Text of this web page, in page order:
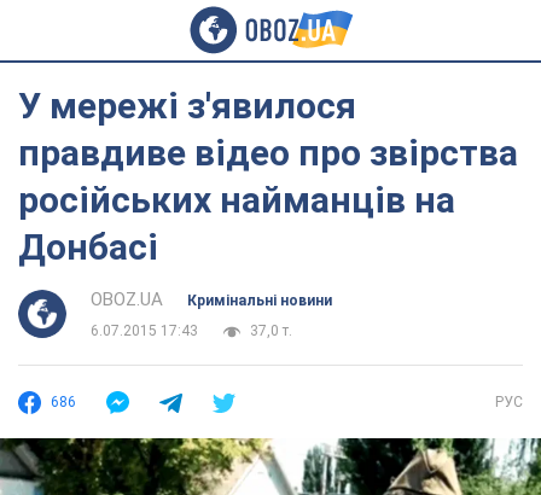
У мережі з'явилося
правдиве відео про звірства
російських найманців на
Донбасі
OBOZ.UA
Кримінальні новини
6.07.2015 17:43
37,0 т.
686 РУС